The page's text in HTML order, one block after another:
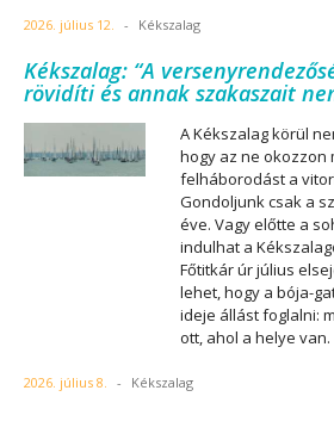
2026. július 12. - Kékszalag
Kékszalag: “A
rövidíti és annak szakaszait
A Kékszalag körül
hogy az ne okozzon
felháborodást a
Gondoljunk csak a
éve. Vagy előtte a
indulhat a
Főtitkár úr július
lehet, hogy a bója-
ideje állást foglalni:
ott, ahol a helye van.
2026. július 8. - Kékszalag